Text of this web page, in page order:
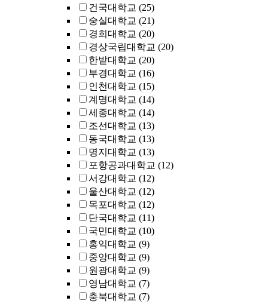
건국대학교 (25)
숭실대학교 (21)
경희대학교 (20)
경상국립대학교 (20)
한밭대학교 (20)
부경대학교 (16)
인천대학교 (15)
계명대학교 (14)
세종대학교 (14)
조선대학교 (13)
동국대학교 (13)
명지대학교 (13)
포항공과대학교 (12)
서강대학교 (12)
울산대학교 (12)
목포대학교 (12)
단국대학교 (11)
국민대학교 (10)
홍익대학교 (9)
중앙대학교 (9)
원광대학교 (9)
영남대학교 (7)
충북대학교 (7)